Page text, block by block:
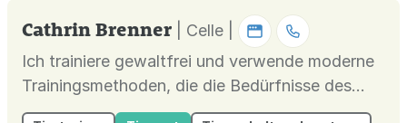
Cathrin Brenner
| Celle |
Ich trainiere gewaltfrei und verwende moderne
Trainingsmethoden, die die Bedürfnisse des
Tieres in den Fokus nehmen. Jedes Verhalten